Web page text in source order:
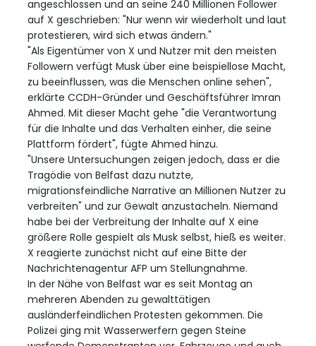
angeschlossen und an seine 240 Millionen Follower
auf X geschrieben: "Nur wenn wir wiederholt und laut
protestieren, wird sich etwas ändern."
"Als Eigentümer von X und Nutzer mit den meisten
Followern verfügt Musk über eine beispiellose Macht,
zu beeinflussen, was die Menschen online sehen",
erklärte CCDH-Gründer und Geschäftsführer Imran
Ahmed. Mit dieser Macht gehe "die Verantwortung
für die Inhalte und das Verhalten einher, die seine
Plattform fördert", fügte Ahmed hinzu.
"Unsere Untersuchungen zeigen jedoch, dass er die
Tragödie von Belfast dazu nutzte,
migrationsfeindliche Narrative an Millionen Nutzer zu
verbreiten" und zur Gewalt anzustacheln. Niemand
habe bei der Verbreitung der Inhalte auf X eine
größere Rolle gespielt als Musk selbst, hieß es weiter.
X reagierte zunächst nicht auf eine Bitte der
Nachrichtenagentur AFP um Stellungnahme.
In der Nähe von Belfast war es seit Montag an
mehreren Abenden zu gewalttätigen
ausländerfeindlichen Protesten gekommen. Die
Polizei ging mit Wasserwerfern gegen Steine